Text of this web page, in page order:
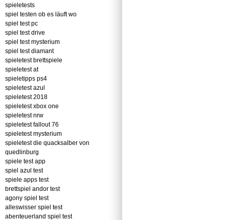
spieletests
spiel testen ob es läuft wo
spiel test pc
spiel test drive
spiel test mysterium
spiel test diamant
spieletest brettspiele
spieletest at
spieletipps ps4
spieletest azul
spieletest 2018
spieletest xbox one
spieletest nrw
spieletest fallout 76
spieletest mysterium
spieletest die quacksalber von
quedlinburg
spiele test app
spiel azul test
spiele apps test
brettspiel andor test
agony spiel test
alleswisser spiel test
abenteuerland spiel test